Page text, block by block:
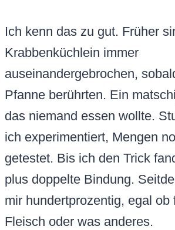
Ich kenn das zu gut. Früher
Krabbenküchlein immer
auseinandergebrochen,
Pfanne berührten. Ein
das niemand essen wollte.
ich experimentiert, Mengen
getestet. Bis ich den Trick
plus doppelte Bindung.
mir hundertprozentig, egal ob
Fleisch oder was anderes.